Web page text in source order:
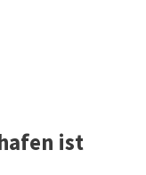
ist